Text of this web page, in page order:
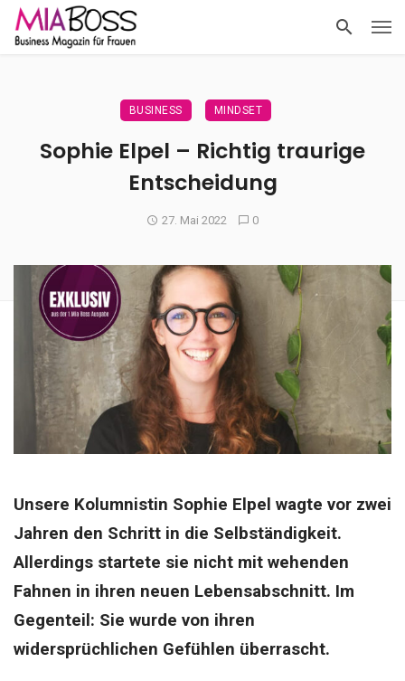
BUSINESS MINDSET
Sophie Elpel – Richtig traurige
Entscheidung
27. Mai 2022 0
Unsere Kolumnistin Sophie Elpel wagte vor zwei
Jahren den Schritt in die Selbständigkeit.
Allerdings startete sie nicht mit wehenden
Fahnen in ihren neuen Lebensabschnitt. Im
Gegenteil: Sie wurde von ihren
widersprüchlichen Gefühlen überrascht.